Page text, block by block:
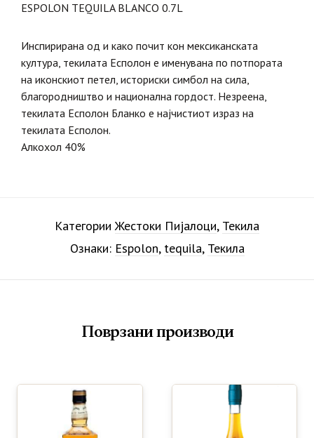
ESPOLON TEQUILA BLANCO 0.7L
Инспирирана од и како почит кон мексиканската
култура, текилата Есполон е именувана по потпората
на иконскиот петел, историски симбол на сила,
благородништво и национална гордост. Незреена,
текилата Есполон Бланко е најчистиот израз на
текилата Есполон.
Алкохол 40%
КатегорииЖестоки Пијалоци, Текила
Ознаки: Espolon, tequila, Текила
Поврзани производи